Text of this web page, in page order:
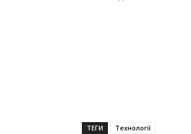
ТЕГИ Технології